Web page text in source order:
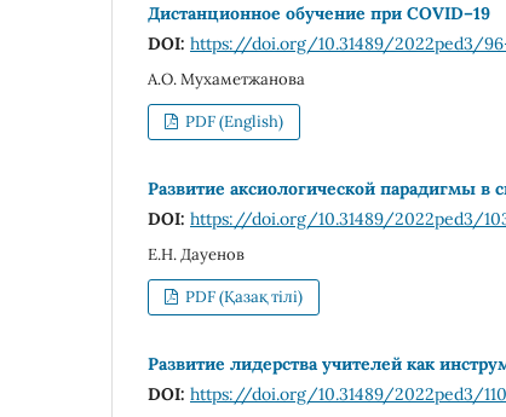
Дистанционное обучение при COVID–19
DOI: https://doi.org/10.31489/2022ped3/
А.О. Мухаметжанова
PDF (English)
Развитие аксиологической парадигмы в
DOI: https://doi.org/10.31489/2022ped3/
Е.Н. Дауенов
PDF (Қазақ тілі)
Развитие лидерства учителей как
DOI: https://doi.org/10.31489/2022ped3/